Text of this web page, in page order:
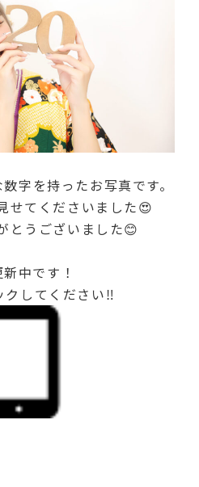
字を持ったお写真です。
せてくださいました😍
とうございました😊
中です！
クしてください‼